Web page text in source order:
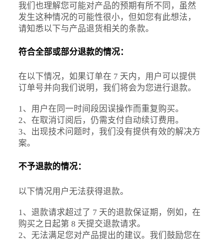
我们也理解您可能对产品的预期有所不同，虽然
发生这种情况的可能性很小，但如您有此想法，
请知悉以下与产品退货相关的条款。
符合全部或部分退款的情况：
在以下情况，如果订单在 7 天内，用户可以提供
订单号并向我们说明，我们将会为您进行退款。
1、用户在同一时间段因误操作而重复购买。
2、在取消订阅后，仍需支付自动续订费用。
3、出现技术问题时，我们没有提供有效的解决方
案。
不予退款的情况：
以下情况用户无法获得退款。
1、退款请求超过了 7 天的退款保证期，例如，在
购买之日起第 8 天提交退款请求。
2、无法满足您对产品提出的建议。我们鼓励您在